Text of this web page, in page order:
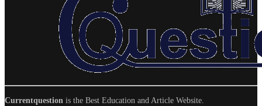
Currentquestion is the Best Education and Article Website.